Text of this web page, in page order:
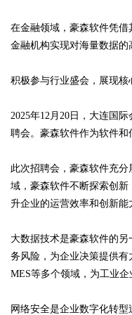
在金融领域，豪森软件凭
金融机构实现对海量数据
积极参与行业盛会，展现核
2025年12月20日，大连国
聘会。豪森软件作为软件
此次招聘会，豪森软件充
域，豪森软件不断探索创
升企业的运营效率和创新能
大数据技术是豪森软件的
务风险，为企业决策提供
MES等多个领域，为工业企
网络安全是企业数字化转